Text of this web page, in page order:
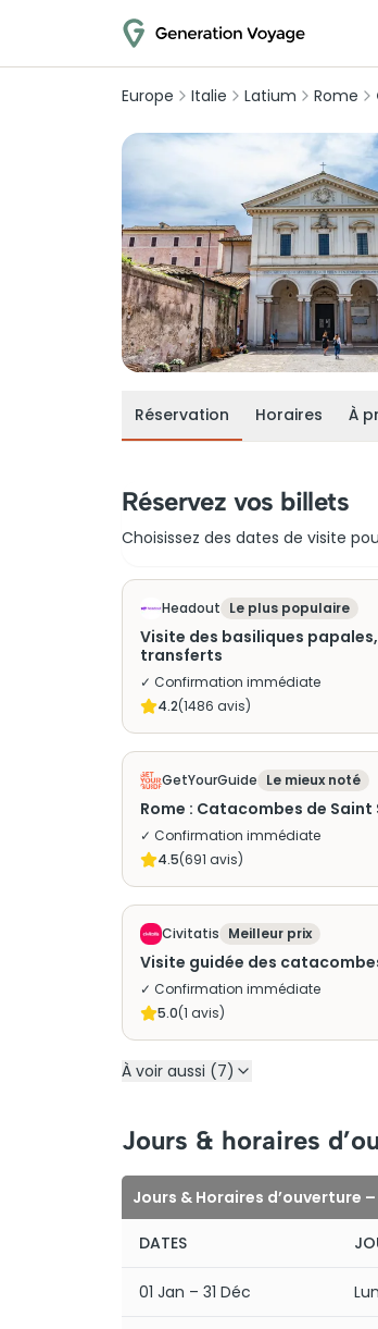
Europe Italie Latium Rome
Réservation Horaires À
Réservez vos billets
Choisissez des dates de visite
Headout Le plus populaire
Visite des basiliques
transferts
✓ Confirmation immédiate
4.2(1486 avis)
GetYourGuide Le mieux noté
Rome : Catacombes de
✓ Confirmation immédiate
4.5(691 avis)
Civitatis Meilleur prix
Visite guidée des
✓ Confirmation immédiate
5.0(1 avis)
À voir aussi (7)
Jours & horaires
Jours & Horaires d’ouverture
DATES
01 Jan – 31 Déc